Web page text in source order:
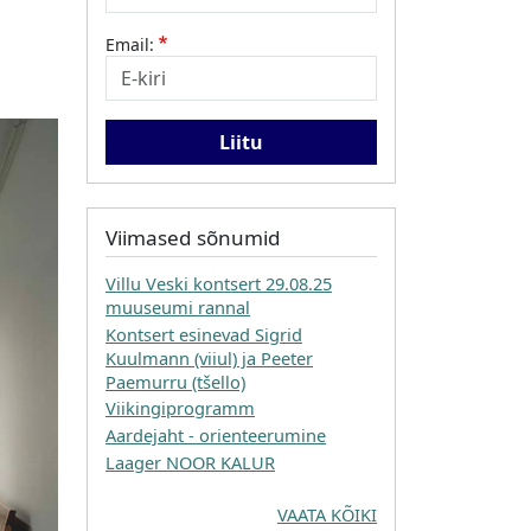
Email:
Viimased sõnumid
Villu Veski kontsert 29.08.25
muuseumi rannal
Kontsert esinevad Sigrid
Kuulmann (viiul) ja Peeter
Paemurru (tšello)
Viikingiprogramm
Aardejaht - orienteerumine
Laager NOOR KALUR
VAATA KÕIKI